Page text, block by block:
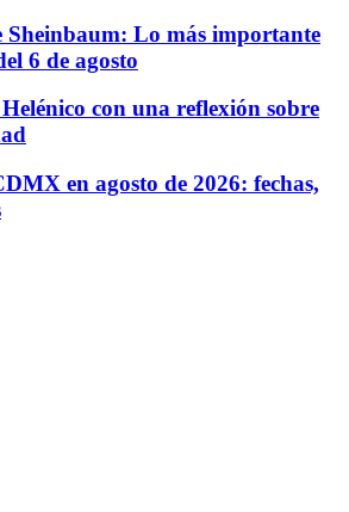
Sheinbaum: Lo más importante
6 de agosto
con una reflexión sobre
en agosto de 2026: fechas,